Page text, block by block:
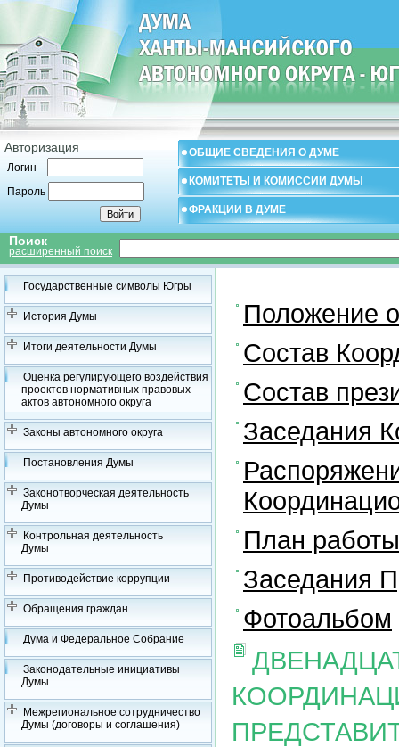
Авторизация
Логин
Пароль
ОБЩИЕ СВЕДЕНИЯ О ДУМЕ
КОМИТЕТЫ И КОМИССИИ ДУМЫ
ФРАКЦИИ В ДУМЕ
Поиск
расширенный поиск
Государственные символы Югры
История Думы
Итоги деятельности Думы
Оценка регулирующего воздействия
проектов нормативных правовых
актов автономного округа
Законы автономного округа
Постановления Думы
Законотворческая деятельность
Думы
Контрольная деятельность
Думы
Противодействие коррупции
Обращения граждан
Дума и Федеральное Собрание
Законодательные инициативы
Думы
Межрегиональное сотрудничество
Думы (договоры и соглашения)
Положение
Состав
Состав
Заседания
План
Заседания
Фотоальбом